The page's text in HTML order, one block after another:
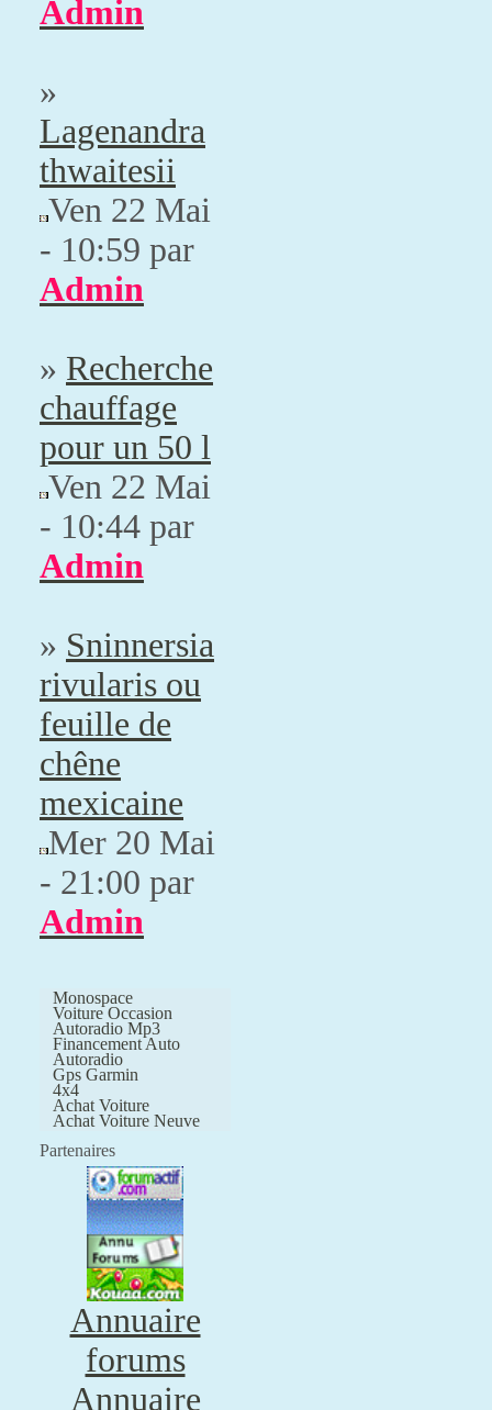
Admin
»
Lagenandra
thwaitesii
Ven 22 Mai
- 10:59 par
Admin
» Recherche
chauffage
pour un 50 l
Ven 22 Mai
- 10:44 par
Admin
» Sninnersia
rivularis ou
feuille de
chêne
mexicaine
Mer 20 Mai
- 21:00 par
Admin
Monospace
Voiture Occasion
Autoradio Mp3
Financement Auto
Autoradio
Gps Garmin
4x4
Achat Voiture
Achat Voiture Neuve
Partenaires
Annuaire
forums
Annuaire